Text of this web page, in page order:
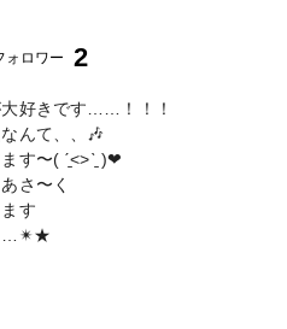
ォロワー 2
好きです……！！！
んて、、🎶
す〜( ˊ̱˂˃ˋ̱ )❤︎
さ〜く
す
……✴︎★